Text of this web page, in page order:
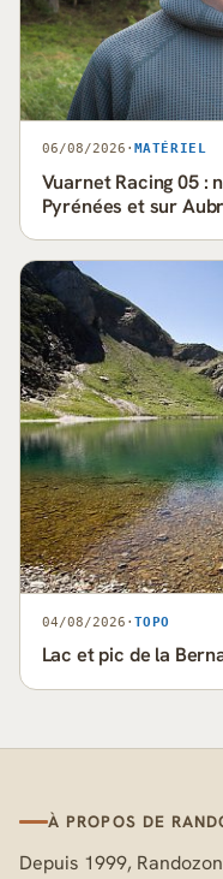
06/08/2026 · MATÉRIEL
Vuarnet Racing 05 :
Pyrénées et sur
04/08/2026 · TOPO
Lac et pic de la
À PROPOS DE
Depuis 1999,